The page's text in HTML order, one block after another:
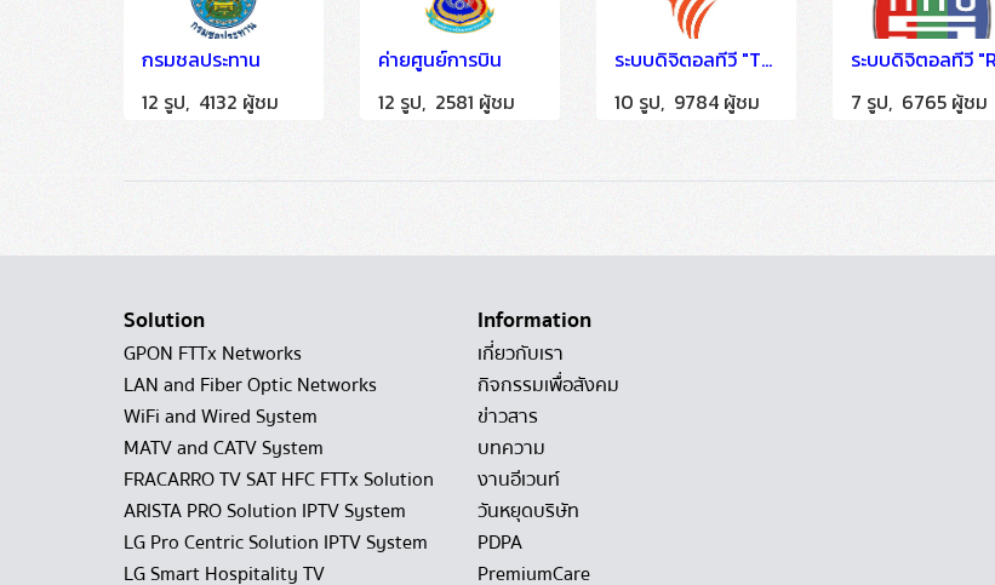
กรมชลประทาน
12 รูป, 4132 ผู้ชม
ค่ายศูนย์การบิน
12 รูป, 2581 ผู้ชม
ระบบดิจิตอลทีวี "Thai PBS" ติดตั้งโดย HSTN
10 รูป, 9784 ผู้ชม
7 รูป, 6765 ผู้ชม
Solution
GPON FTTx Networks
LAN and Fiber Optic Networks
WiFi and Wired System
MATV and CATV System
FRACARRO TV SAT HFC FTTx Solution
ARISTA PRO Solution IPTV System
LG Pro Centric Solution IPTV System
LG Smart Hospitality TV
Information
เกี่ยวกับเรา
กิจกรรมเพื่อสังคม
ข่าวสาร
บทความ
งานอีเวนท์
วันหยุดบริษัท
PDPA
PremiumCare